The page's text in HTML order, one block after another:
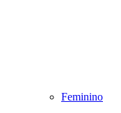
Feminino